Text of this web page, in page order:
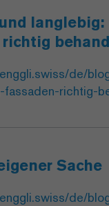
langlebig:
richtig
de/
fassaden-richtig-
Sache
de/